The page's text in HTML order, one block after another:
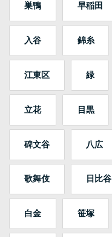
巣鴨 早稲田
入谷 錦糸
江東区 緑
立花 目黒
碑文谷 八広
歌舞伎 日比谷
白金 笹塚